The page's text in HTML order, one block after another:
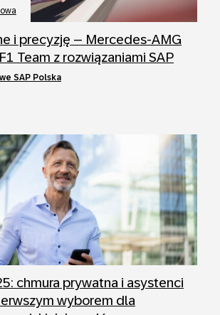
i precyzję – Mercedes-AMG
Team z rozwiązaniami SAP
SAP Polska
chmura prywatna i asystenci
wyborem dla